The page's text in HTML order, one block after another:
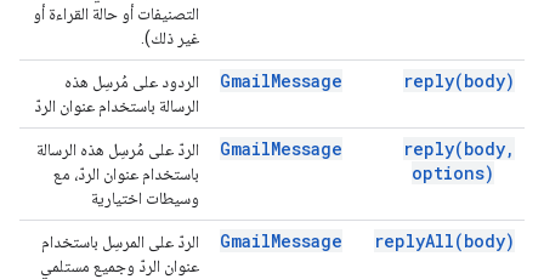
التصنيفات أو حالة القراءة أو
غير ذلك).
reply(body)
GmailMessage
الردود على مُرسِل هذه
الرسالة باستخدام عنوان الردّ
reply(body,
options)
GmailMessage
الردّ على مُرسِل هذه الرسالة
باستخدام عنوان الردّ، مع
وسيطات اختيارية
replyAll(body)
GmailMessage
الردّ على المرسِل باستخدام
عنوان الردّ وجميع مستلمي